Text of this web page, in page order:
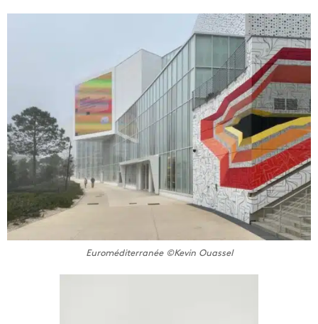
Euroméditerranée ©Kevin Ouassel